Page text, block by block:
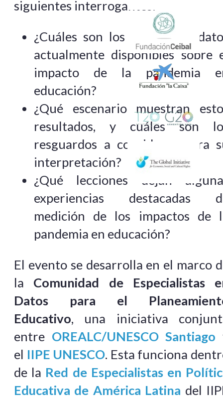
siguientes interrogantes:
¿Cuáles son los principales
actualmente disponibles sobre
impacto de la pandemia
educación?
¿Qué escenario muestran
resultados, y cuáles son
resguardos a considerar para
interpretación?
¿Qué lecciones dejan
experiencias destacadas
medición de los impactos de
pandemia en educación?
El evento se desarrolla en el marco
la Comunidad de Especialistas
Datos para el
Educativo, una iniciativa
entre OREALC/UNESCO Santiago
el IIPE UNESCO. Esta funciona
de la Red de Especialistas en
Educativa de América Latina del